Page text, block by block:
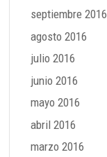
septiembre 2016
agosto 2016
julio 2016
junio 2016
mayo 2016
abril 2016
marzo 2016